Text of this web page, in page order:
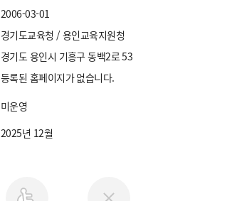
2006-03-01
경기도교육청 / 용인교육지원청
경기도 용인시 기흥구 동백2로 53
등록된 홈페이지가 없습니다.
미운영
2025년 12월